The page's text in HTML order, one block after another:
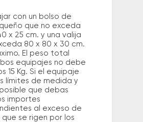
con un bolso de
que no exceda
x 25 cm. y una valija
80 x 80 x 30 cm.
El peso total
equipajes no debe
15 Kg. Si el equipaje
límites de medida y
que debas
importes
al exceso de
se rigen por los